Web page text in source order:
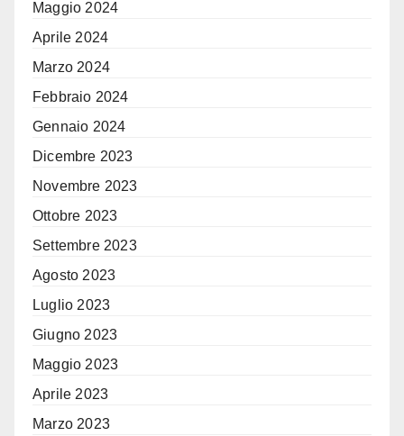
Maggio 2024
Aprile 2024
Marzo 2024
Febbraio 2024
Gennaio 2024
Dicembre 2023
Novembre 2023
Ottobre 2023
Settembre 2023
Agosto 2023
Luglio 2023
Giugno 2023
Maggio 2023
Aprile 2023
Marzo 2023